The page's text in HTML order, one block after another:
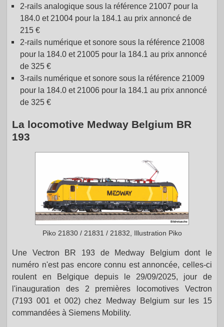
2-rails analogique sous la référence 21007 pour la
184.0 et 21004 pour la 184.1 au prix annoncé de
215 €
2-rails numérique et sonore sous la référence 21008
pour la 184.0 et 21005 pour la 184.1 au prix annoncé
de 325 €
3-rails numérique et sonore sous la référence 21009
pour la 184.0 et 21006 pour la 184.1 au prix annoncé
de 325 €
La locomotive Medway Belgium BR
193
Piko 21830 / 21831 / 21832, Illustration Piko
Une Vectron BR 193 de Medway Belgium dont le
numéro n'est pas encore connu est annoncée, celles-ci
roulent en Belgique depuis le 29/09/2025, jour de
l'inauguration des 2 premières locomotives Vectron
(7193 001 et 002) chez Medway Belgium sur les 15
commandées à Siemens Mobility.